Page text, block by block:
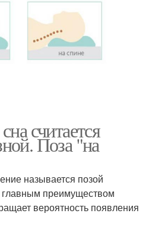
считается
Поза "на
называется позой
преимуществом
вероятность появления